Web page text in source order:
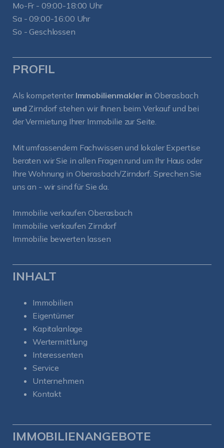
Mo-Fr - 09:00-18:00 Uhr
Sa - 09:00-16:00 Uhr
So - Geschlossen
PROFIL
Als kompetenter Immobilienmakler in Oberasbach
und Zirndorf stehen wir Ihnen beim Verkauf und bei
der Vermietung Ihrer Immobilie zur Seite.
Mit umfassendem Fachwissen und lokaler Expertise
beraten wir Sie in allen Fragen rund um Ihr Haus oder
Ihre Wohnung in Oberasbach/Zirndorf. Sprechen Sie
uns an - wir sind für Sie da.
Immobilie verkaufen Oberasbach
Immobilie verkaufen Zirndorf
Immobilie bewerten lassen
INHALT
Immobilien
Eigentümer
Kapitalanlage
Wertermittlung
Interessenten
Service
Unternehmen
Kontakt
IMMOBILIENANGEBOTE